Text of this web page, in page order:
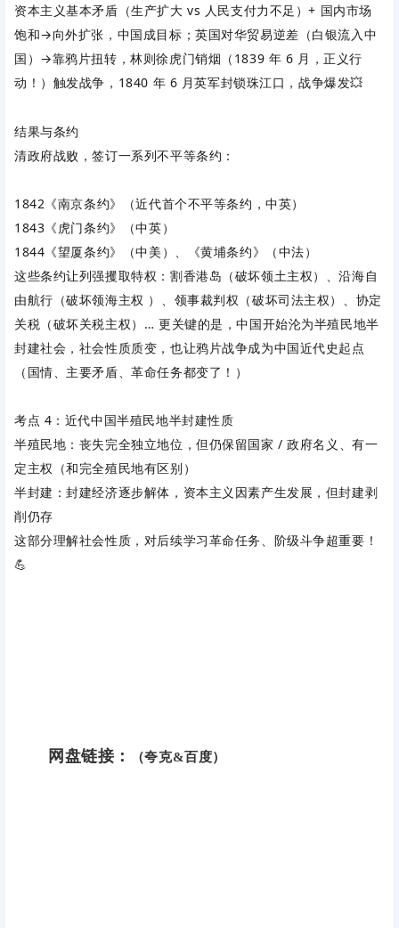
资本主义基本矛盾（生产扩大 vs 人民支付力不足）+ 国内市场
饱和→向外扩张，中国成目标；英国对华贸易逆差（白银流入中
国）→靠鸦片扭转，林则徐虎门销烟（1839 年 6 月，正义行
动！）触发战争，1840 年 6 月英军封锁珠江口，战争爆发💥
结果与条约
清政府战败，签订一系列不平等条约：
1842《南京条约》（近代首个不平等条约，中英）
1843《虎门条约》（中英）
1844《望厦条约》（中美）、《黄埔条约》（中法）
这些条约让列强攫取特权：割香港岛（破坏领土主权）、沿海自
由航行（破坏领海主权 ）、领事裁判权（破坏司法主权）、协定
关税（破坏关税主权）… 更关键的是，中国开始沦为半殖民地半
封建社会 ，社会性质质变，也让鸦片战争成为中国近代史起点
（国情、主要矛盾、革命任务都变了！）
考点 4：近代中国半殖民地半封建性质
半殖民地：丧失完全独立地位，但仍保留国家 / 政府名义、有一
定主权（和完全殖民地有区别）
半封建：封建经济逐步解体，资本主义因素产生发展，但封建剥
削仍存
这部分理解社会性质，对后续学习革命任务、阶级斗争超重要！
💪
网盘链接： （夸克&百度）